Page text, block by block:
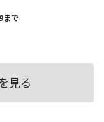
まで
見る